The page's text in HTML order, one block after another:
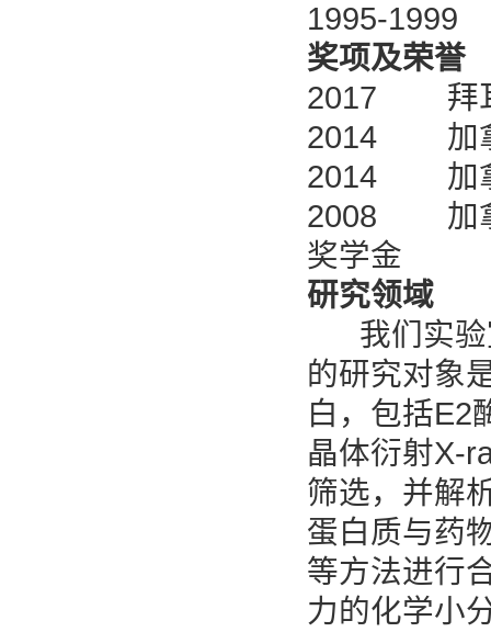
1995-1999
奖项及荣誉
2017 拜耳
2014 加拿
2014 加拿
2008 加拿
奖学金
研究领域
我们实验
的研究对象
白，包括E2
晶体衍射X-
筛选，并解
蛋白质与药
等方法进行
力的化学小